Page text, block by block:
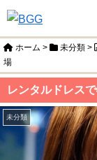
ホーム > 未分類 >
場
レンタルドレス
未分類